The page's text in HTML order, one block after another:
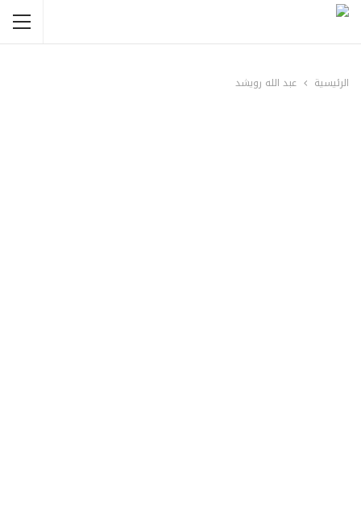
الرئيسية عبد الله رويشد